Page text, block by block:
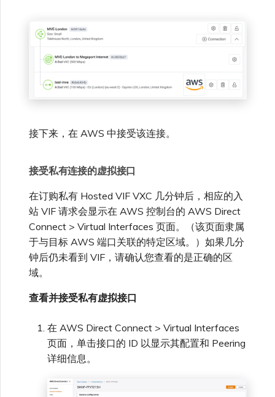
接下来，在 AWS 中接受该连接。
接受私有连接的虚拟接口
在订购私有 Hosted VIF VXC 几分钟后，相应的入
站 VIF 请求会显示在 AWS 控制台的 AWS Direct
Connect > Virtual Interfaces 页面。（该页面隶属
于与目标 AWS 端口关联的特定区域。）如果几分
钟后仍未看到 VIF，请确认您查看的是正确的区
域。
查看并接受私有虚拟接口
在 AWS Direct Connect > Virtual Interfaces
页面，单击接口的 ID 以显示其配置和 Peering
详细信息。